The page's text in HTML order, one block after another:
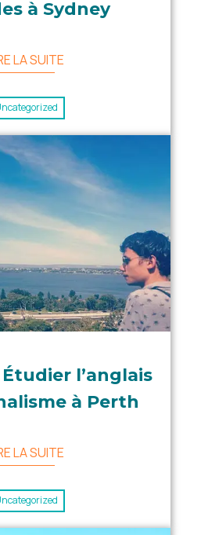
à Sydney
LA SUITE
l’anglais
à Perth
LA SUITE